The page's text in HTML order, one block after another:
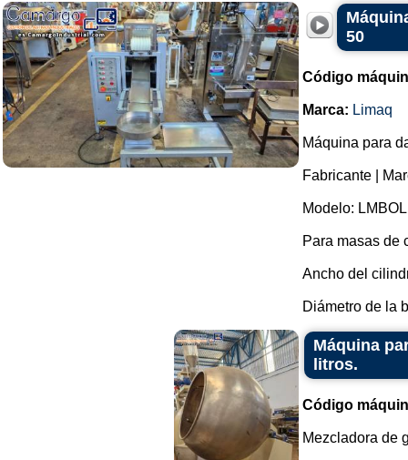
50
Código
Marca: Limaq
Máquina para
Fabricante |
Modelo:
Para masas de
Ancho del
Diámetro de la
Máquina
litros.
Código
Mezcladora de